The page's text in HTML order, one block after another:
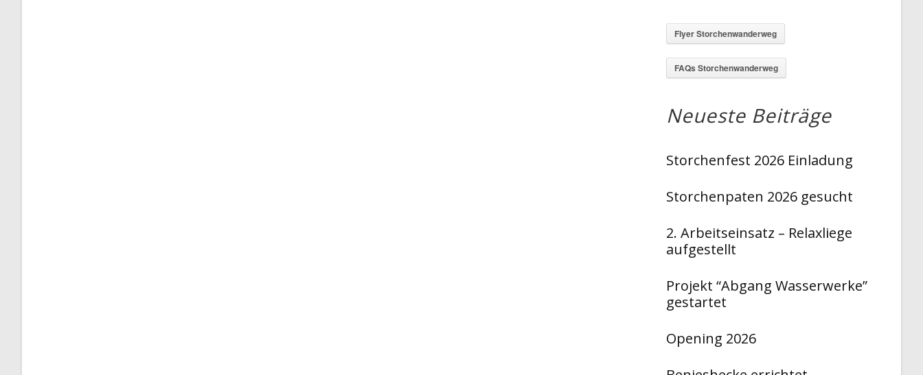
Flyer Storchenwanderweg
FAQs Storchenwanderweg
Neueste Beiträge
Storchenfest 2026 Einladung
Storchenpaten 2026 gesucht
2. Arbeitseinsatz – Relaxliege
aufgestellt
Projekt “Abgang Wasserwerke”
gestartet
Opening 2026